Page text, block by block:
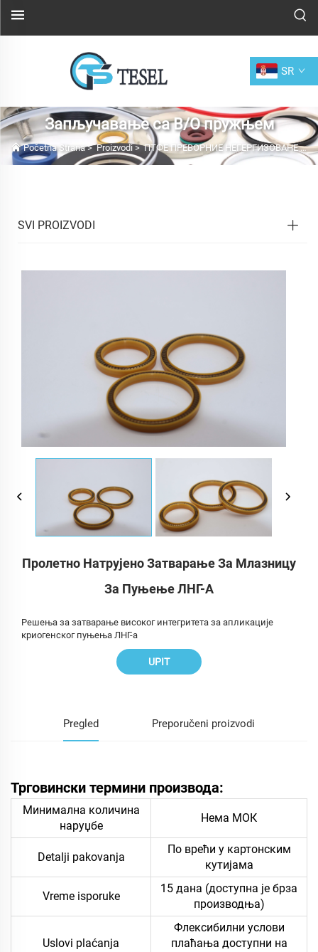
SR
Запључавање са В/О пружњем
Početna Strana>Proizvodi>ПТФЕ ПРЕВОРНИЕ НЕГЕРГИЗОВАНЕ ТЕЧНЕ
SVI PROIZVODI
Пролетно Натрујено Затварање За Млазницу
За Пуњење ЛНГ-А
Решења за затварање високог интегритета за апликације
криогенског пуњења ЛНГ-а
UPIT
Pregled Preporučeni proizvodi
Трговински термини производа:
Минимална количина
наруџбе
Нема МОК
Detalji pakovanja
По врећи у картонским
кутијама
Vreme isporuke
15 дана (доступна је брза
производња)
Uslovi plaćanja
Флексибилни услови
плаћања доступни на